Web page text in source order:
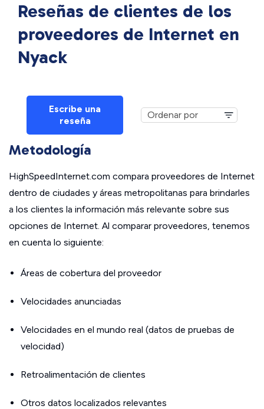
Reseñas de clientes de los
proveedores de Internet en
Nyack
Escribe una
reseña
Metodología
HighSpeedInternet.com compara proveedores de Internet
dentro de ciudades y áreas metropolitanas para brindarles
a los clientes la información más relevante sobre sus
opciones de Internet. Al comparar proveedores, tenemos
en cuenta lo siguiente:
Áreas de cobertura del proveedor
Velocidades anunciadas
Velocidades en el mundo real (datos de pruebas de
velocidad)
Retroalimentación de clientes
Otros datos localizados relevantes